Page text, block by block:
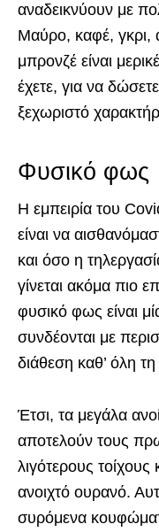
αναδεικνύουν με
Μαύρο, καφέ, γκρι,
μπρονζέ είναι
έχετε, για να
ξεχωριστό
Φυσικό φως
Η εμπειρία του
είναι να
και όσο η
γίνεται ακόμα πιο
φυσικό φως είναι
συνδέονται με
διάθεση καθ’ όλη
Έτσι, τα μεγάλα
αποτελούν τους
λιγότερους
ανοιχτό ουρανό.
συρόμενα